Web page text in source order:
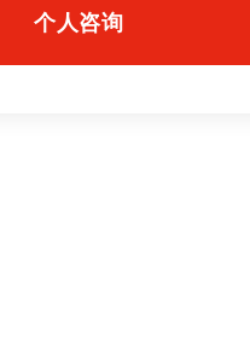
个人咨询